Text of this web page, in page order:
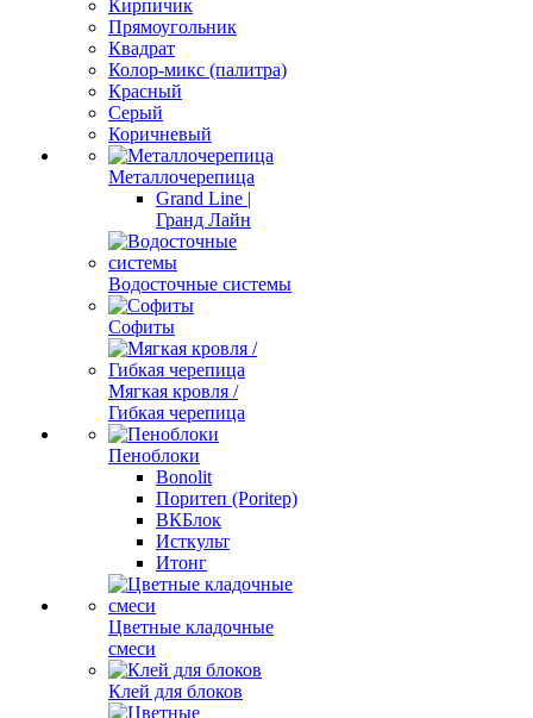
Кирпичик
Прямоугольник
Квадрат
Колор-микс (палитра)
Красный
Серый
Коричневый
Металлочерепица
Grand Line |
Гранд Лайн
Водосточные системы
Софиты
Мягкая кровля /
Гибкая черепица
Пеноблоки
Bonolit
Поритеп (Poritep)
ВКБлок
Исткульт
Итонг
Цветные кладочные
смеси
Клей для блоков